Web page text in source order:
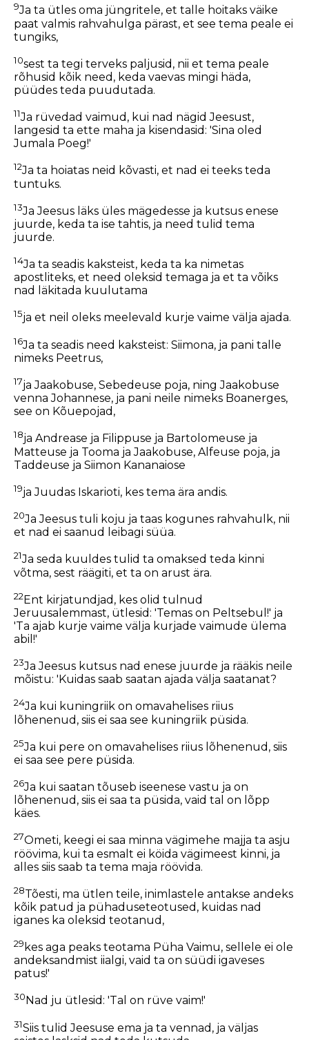
9Ja ta ütles oma jüngritele, et talle hoitaks väike
paat valmis rahvahulga pärast, et see tema peale ei
tungiks,
10sest ta tegi terveks paljusid, nii et tema peale
rõhusid kõik need, keda vaevas mingi häda,
püüdes teda puudutada.
11Ja rüvedad vaimud, kui nad nägid Jeesust,
langesid ta ette maha ja kisendasid: 'Sina oled
Jumala Poeg!'
12Ja ta hoiatas neid kõvasti, et nad ei teeks teda
tuntuks.
13Ja Jeesus läks üles mägedesse ja kutsus enese
juurde, keda ta ise tahtis, ja need tulid tema
juurde.
14Ja ta seadis kaksteist, keda ta ka nimetas
apostliteks, et need oleksid temaga ja et ta võiks
nad läkitada kuulutama
15ja et neil oleks meelevald kurje vaime välja ajada.
16Ja ta seadis need kaksteist: Siimona, ja pani talle
nimeks Peetrus,
17ja Jaakobuse, Sebedeuse poja, ning Jaakobuse
venna Johannese, ja pani neile nimeks Boanerges,
see on Kõuepojad,
18ja Andrease ja Filippuse ja Bartolomeuse ja
Matteuse ja Tooma ja Jaakobuse, Alfeuse poja, ja
Taddeuse ja Siimon Kananaiose
19ja Juudas Iskarioti, kes tema ära andis.
20Ja Jeesus tuli koju ja taas kogunes rahvahulk, nii
et nad ei saanud leibagi süüa.
21Ja seda kuuldes tulid ta omaksed teda kinni
võtma, sest räägiti, et ta on arust ära.
22Ent kirjatundjad, kes olid tulnud
Jeruusalemmast, ütlesid: 'Temas on Peltsebul!' ja
'Ta ajab kurje vaime välja kurjade vaimude ülema
abil!'
23Ja Jeesus kutsus nad enese juurde ja rääkis neile
mõistu: 'Kuidas saab saatan ajada välja saatanat?
24Ja kui kuningriik on omavahelises riius
lõhenenud, siis ei saa see kuningriik püsida.
25Ja kui pere on omavahelises riius lõhenenud, siis
ei saa see pere püsida.
26Ja kui saatan tõuseb iseenese vastu ja on
lõhenenud, siis ei saa ta püsida, vaid tal on lõpp
käes.
27Ometi, keegi ei saa minna vägimehe majja ta asju
röövima, kui ta esmalt ei köida vägimeest kinni, ja
alles siis saab ta tema maja röövida.
28Tõesti, ma ütlen teile, inimlastele antakse andeks
kõik patud ja pühaduseteotused, kuidas nad
iganes ka oleksid teotanud,
29 kes aga peaks teotama Püha Vaimu, sellele ei ole
andeksandmist iialgi, vaid ta on süüdi igaveses
patus!'
30 Nad ju ütlesid: 'Tal on rüve vaim!'
31Siis tulid Jeesuse ema ja ta vennad, ja väljas